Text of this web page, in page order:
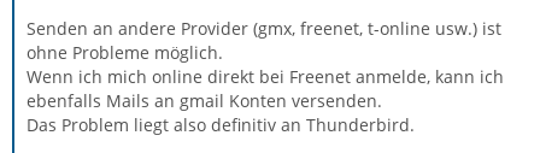
Senden an andere Provider (gmx, freenet, t-online usw.) ist
ohne Probleme möglich.
Wenn ich mich online direkt bei Freenet anmelde, kann ich
ebenfalls Mails an gmail Konten versenden.
Das Problem liegt also definitiv an Thunderbird.